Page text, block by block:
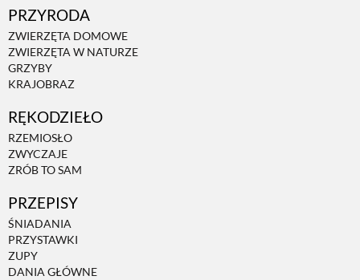
PRZYRODA
ZWIERZĘTA DOMOWE
ZWIERZĘTA W NATURZE
GRZYBY
KRAJOBRAZ
RĘKODZIEŁO
RZEMIOSŁO
ZWYCZAJE
ZRÓB TO SAM
PRZEPISY
ŚNIADANIA
PRZYSTAWKI
ZUPY
DANIA GŁÓWNE
ZWIERZĘTA W NATURZE